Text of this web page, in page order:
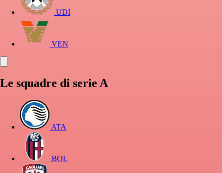
UDI
VEN
Le squadre di serie A
ATA
BOL